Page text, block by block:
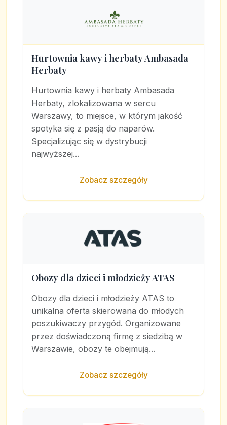
Hurtownia kawy i herbaty Ambasada
Herbaty
Hurtownia kawy i herbaty Ambasada
Herbaty, zlokalizowana w sercu
Warszawy, to miejsce, w którym jakość
spotyka się z pasją do naparów.
Specjalizując się w dystrybucji
najwyższej...
Zobacz szczegóły
Obozy dla dzieci i młodzieży ATAS
Obozy dla dzieci i młodzieży ATAS to
unikalna oferta skierowana do młodych
poszukiwaczy przygód. Organizowane
przez doświadczoną firmę z siedzibą w
Warszawie, obozy te obejmują...
Zobacz szczegóły